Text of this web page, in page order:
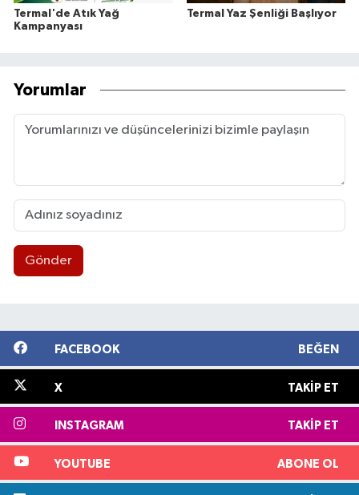
Termal'de Atık Yağ
Kampanyası
Termal Yaz Şenliği Başlıyor
Yorumlar
Gönder
FACEBOOK BEĞEN
X TAKIP ET
INSTAGRAM TAKIP ET
YOUTUBE ABONE OL